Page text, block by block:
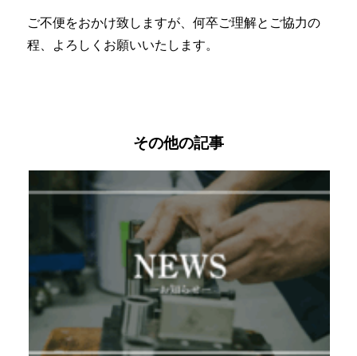
ご不便をおかけ致しますが、何卒ご理解とご協力の
程、よろしくお願いいたします。
その他の記事